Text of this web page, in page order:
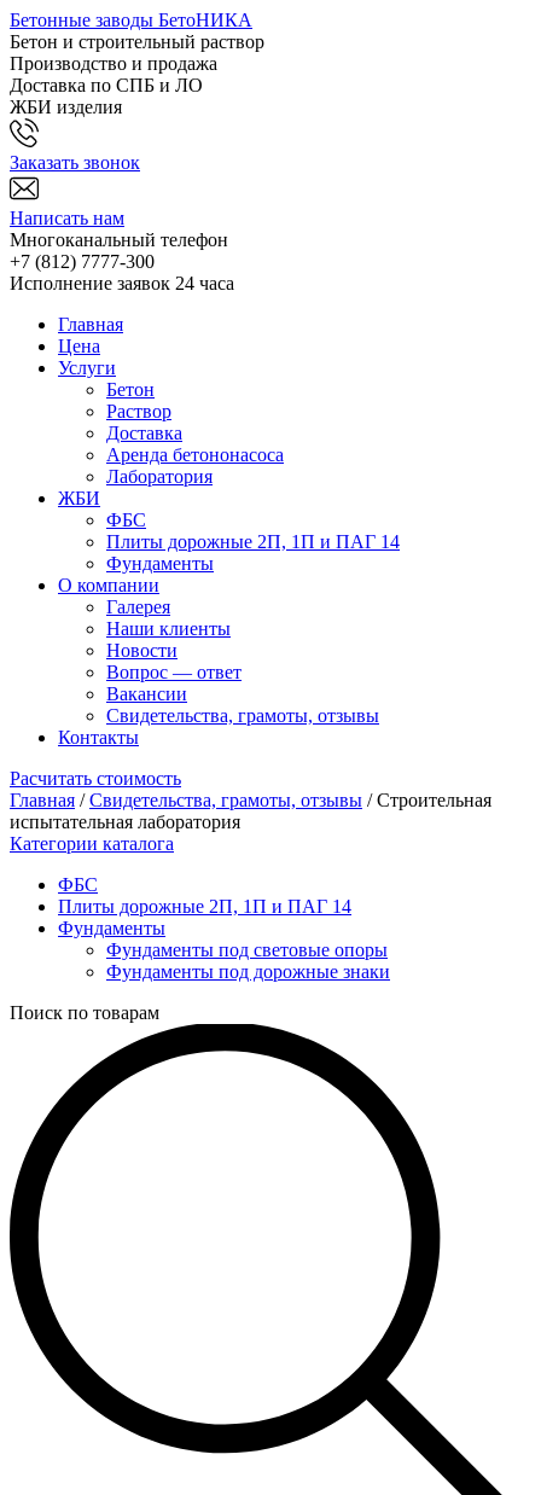
Бетонные заводы БетоНИКА
Бетон и строительный раствор
Производство и продажа
Доставка по СПБ и ЛО
ЖБИ изделия
Заказать звонок
Написать нам
Многоканальный телефон
+7 (812) 7777-300
Исполнение заявок 24 часа
Главная
Цена
Услуги
Бетон
Раствор
Доставка
Аренда бетононасоса
Лаборатория
ЖБИ
ФБС
Плиты дорожные 2П, 1П и ПАГ 14
Фундаменты
О компании
Галерея
Наши клиенты
Новости
Вопрос — ответ
Вакансии
Свидетельства, грамоты, отзывы
Контакты
Расчитать стоимость
Главная /Свидетельства, грамоты, отзывы /Строительная
испытательная лаборатория
Категории каталога
ФБС
Плиты дорожные 2П, 1П и ПАГ 14
Фундаменты
Фундаменты под световые опоры
Фундаменты под дорожные знаки
Поиск по товарам